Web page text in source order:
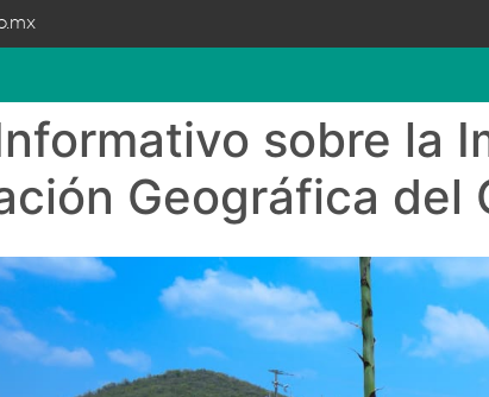
sobre la
Geográfica del